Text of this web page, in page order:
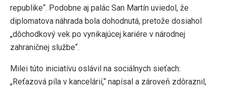
republike“. Podobne aj palác San Martín uviedol, že
diplomatova náhrada bola dohodnutá, pretože dosiahol
„dôchodkový vek po vynikajúcej kariére v národnej
zahraničnej službe“.
Milei túto iniciatívu oslávil na sociálnych sieťach:
„Reťazová píla v kancelárií,“ napísal a zároveň zdôraznil,